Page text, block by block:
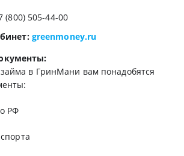
(800) 505-44-00
greenmoney.ru
в ГринМани вам понадобятся
РФ